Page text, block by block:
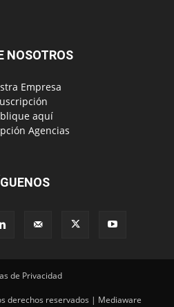
NOSOTROS
Empresa
aquí
Agencias
de Privacidad
derechos reservados | Mediaware